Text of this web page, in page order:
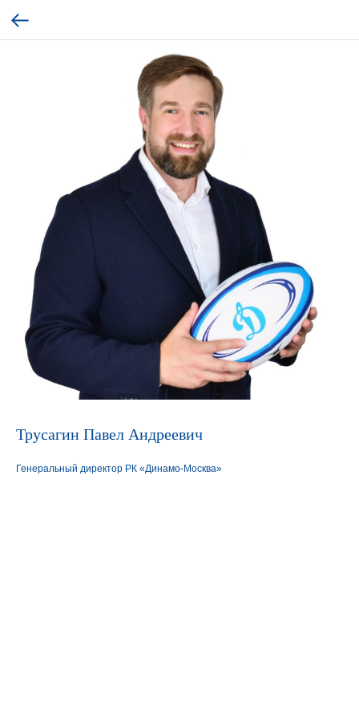
Трусагин Павел Андреевич
Генеральный директор РК «Динамо-Москва»